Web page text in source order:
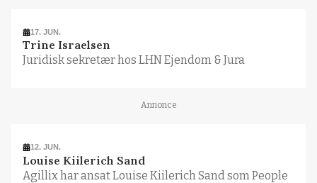
17. JUN.
Trine Israelsen
Juridisk sekretær hos LHN Ejendom & Jura
Annonce
12. JUN.
Louise Kiilerich Sand
Agillix har ansat Louise Kiilerich Sand som People